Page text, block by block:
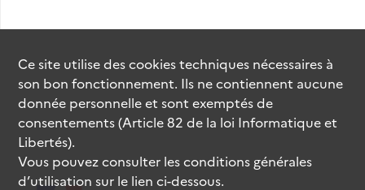
Ce site utilise descookiestechniques nécessaires à
son bon fonctionnement. Ils ne contiennent aucune
donnée personnelle et sont exemptés de
consentements (Article 82 de la loi Informatique et
Libertés).
Vous pouvez consulter les conditions générales
d’utilisation sur le lien ci-dessous.